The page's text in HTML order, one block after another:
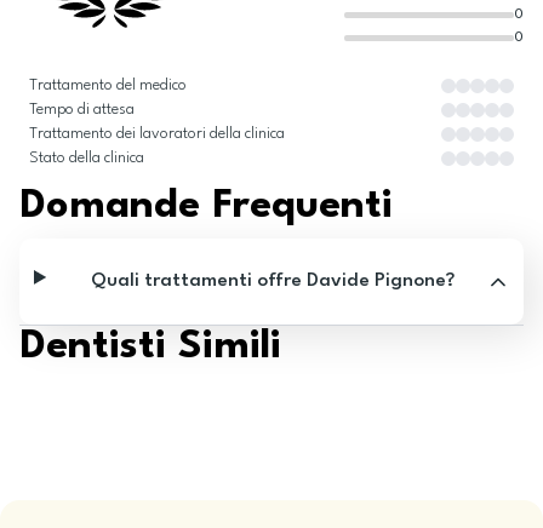
0
0
Trattamento del medico
Tempo di attesa
Trattamento dei lavoratori della clinica
Stato della clinica
Domande Frequenti
Quali trattamenti offre Davide Pignone?
Dentisti Simili